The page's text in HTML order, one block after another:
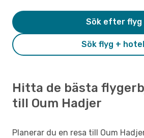
Sök flyg +
Sök efter flyg
Hitta de bästa
till Oum Hadjer
Planerar du en resa till Oum